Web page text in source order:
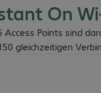
On
Access Points sind
gleichzeitigen